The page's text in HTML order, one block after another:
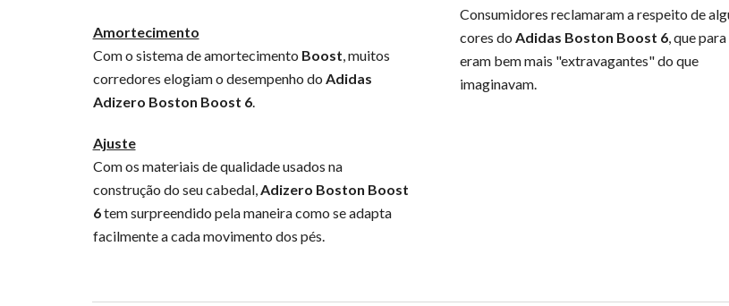
Amortecimento
Com o sistema de amortecimento Boost, muitos
corredores elogiam o desempenho do Adidas
Adizero Boston Boost 6.
Ajuste
Com os materiais de qualidade usados na
construção do seu cabedal,Adizero Boston Boost
6tem surpreendido pela maneira como se adapta
facilmente a cada movimento dos pés.
Consumidores reclamaram a respeito de
cores do Adidas Boston Boost 6, que
eram bem mais "extravagantes" do que
imaginavam.